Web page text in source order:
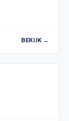
BEKIJK →